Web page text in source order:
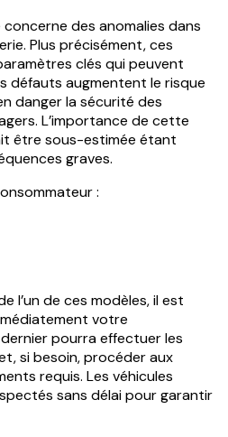
des anomalies dans
Plus précisément, ces
clés qui peuvent
défauts augmentent le risque
danger la sécurité des
L’importance de cette
être sous-estimée étant
graves.
:
l’un de ces modèles, il est
votre
dernier pourra effectuer les
si besoin, procéder aux
requis. Les véhicules
sans délai pour garantir